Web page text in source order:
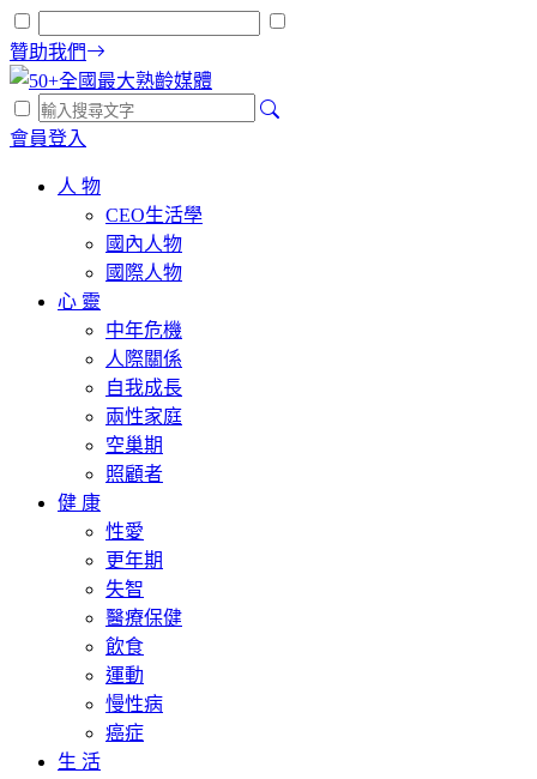
贊助我們
會員登入
人 物
CEO生活學
國內人物
國際人物
心 靈
中年危機
人際關係
自我成長
兩性家庭
空巢期
照顧者
健 康
性愛
更年期
失智
醫療保健
飲食
運動
慢性病
癌症
生 活